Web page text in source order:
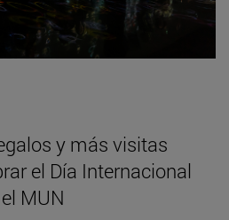
y más visitas
el Día Internacional
MUN